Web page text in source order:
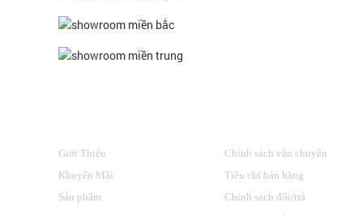
Giới Thiệu
Khuyến Mãi
Sản phẩm
Chính sách vận chuyển
Tiêu chí bán hàng
Chính sách đổi/trả